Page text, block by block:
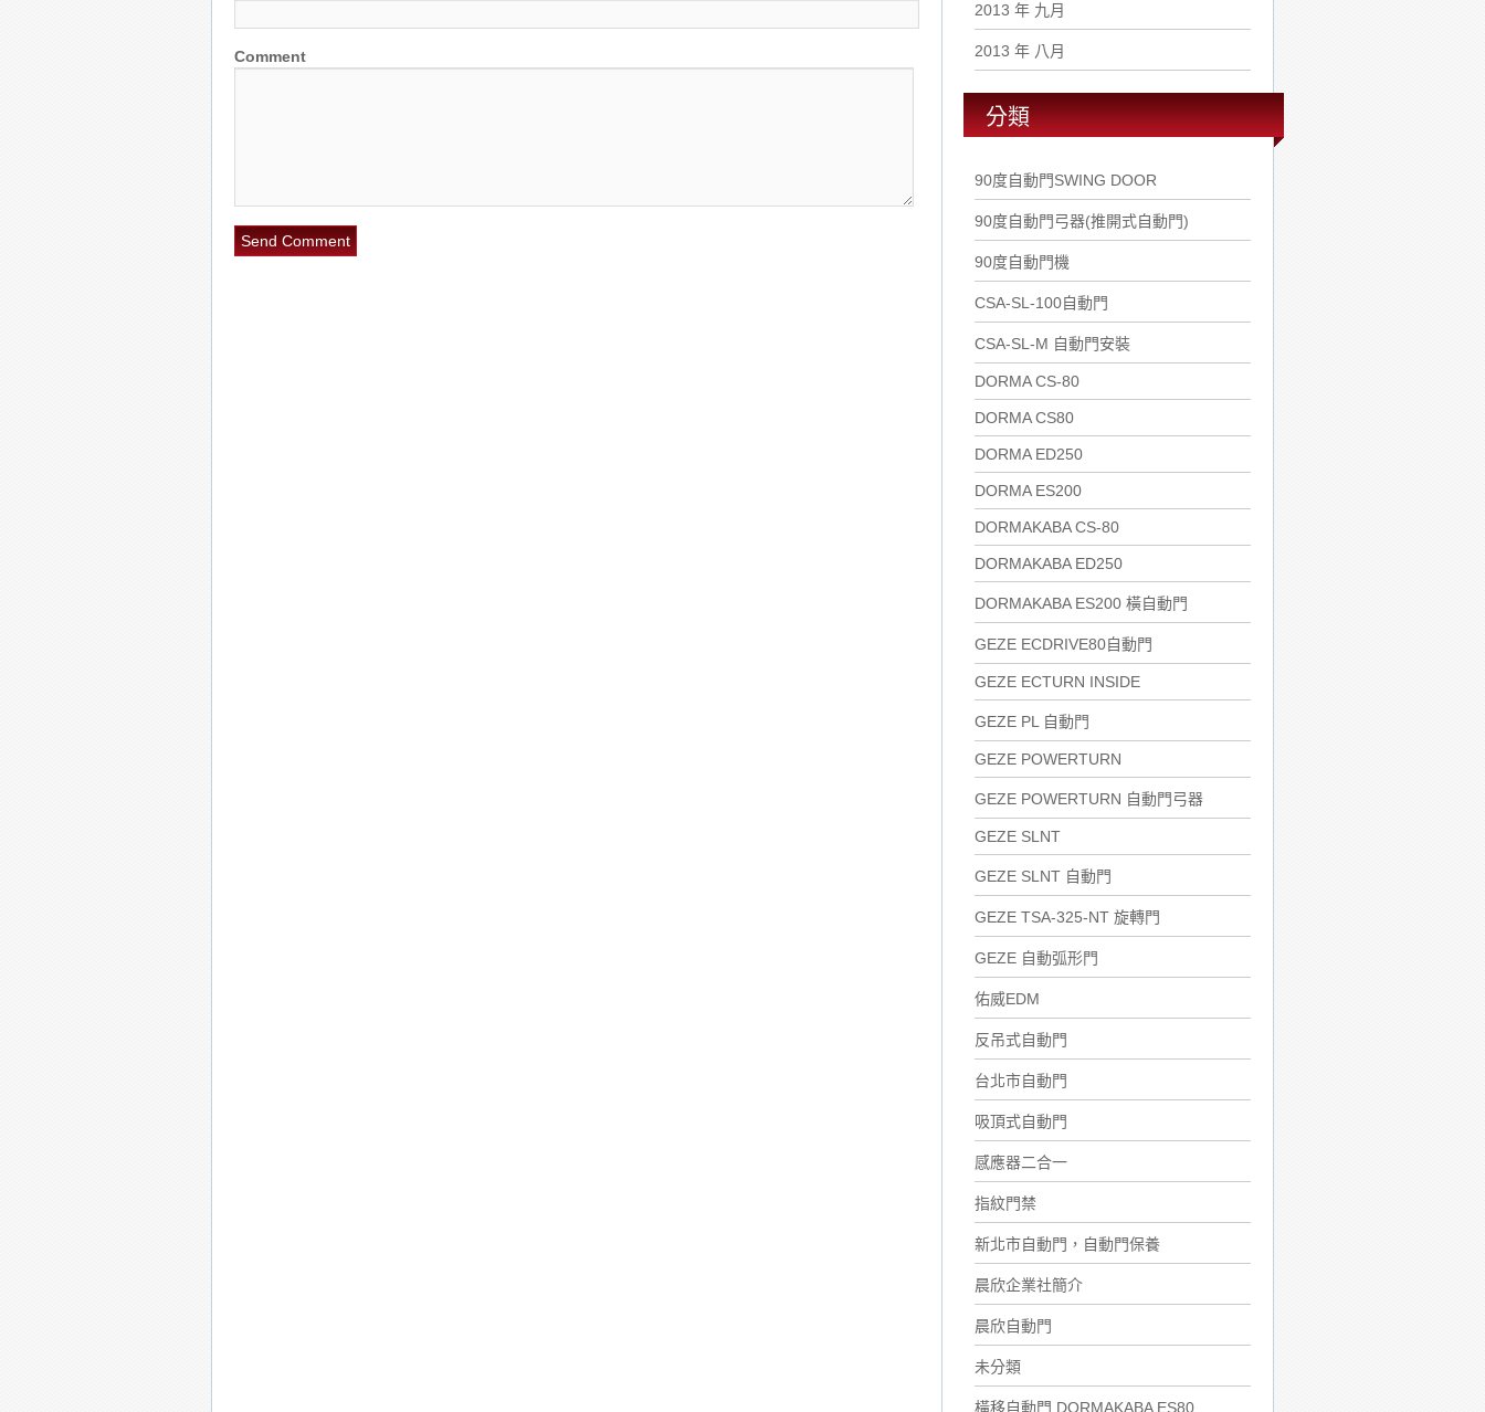
Comment
2013 年 九月
2013 年 八月
分類
90度自動門SWING DOOR
90度自動門弓器(推開式自動門)
90度自動門機
CSA-SL-100自動門
CSA-SL-M 自動門安裝
DORMA CS-80
DORMA CS80
DORMA ED250
DORMA ES200
DORMAKABA CS-80
DORMAKABA ED250
DORMAKABA ES200 橫自動門
GEZE ECDRIVE80自動門
GEZE ECTURN INSIDE
GEZE PL 自動門
GEZE POWERTURN
GEZE POWERTURN 自動門弓器
GEZE SLNT
GEZE SLNT 自動門
GEZE TSA-325-NT 旋轉門
GEZE 自動弧形門
佑威EDM
反吊式自動門
台北市自動門
吸頂式自動門
感應器二合一
指紋門禁
新北市自動門，自動門保養
晨欣企業社簡介
晨欣自動門
未分類
橫移自動門 DORMAKABA ES80